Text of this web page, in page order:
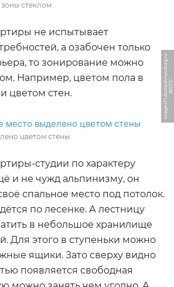
стеклом
не испытывает
а озабочен только
то зонирование можно
Например, цветом пола в
цветом стен.
Ф
О
Т
О:
i
m
a
g
e
s
1
1.
d
o
m
a
s
h
n
y
o
c
h
a
g.
r
u
цветом стены
студии по характеру
и не чужд альпинизму, он
спальное место под потолок.
по лесенке. А лестницу
в небольшое хранилище
Для этого в ступеньки можно
ящики. Зато сверху видно
появляется свободная